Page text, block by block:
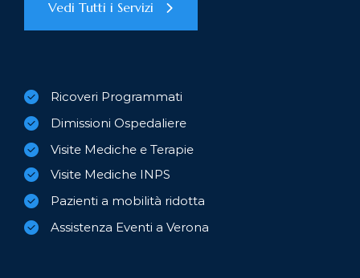
Vedi Tutti i Servizi
Ricoveri Programmati
Dimissioni Ospedaliere
Visite Mediche e Terapie
Visite Mediche INPS
Pazienti a mobilità ridotta
Assistenza Eventi a Verona